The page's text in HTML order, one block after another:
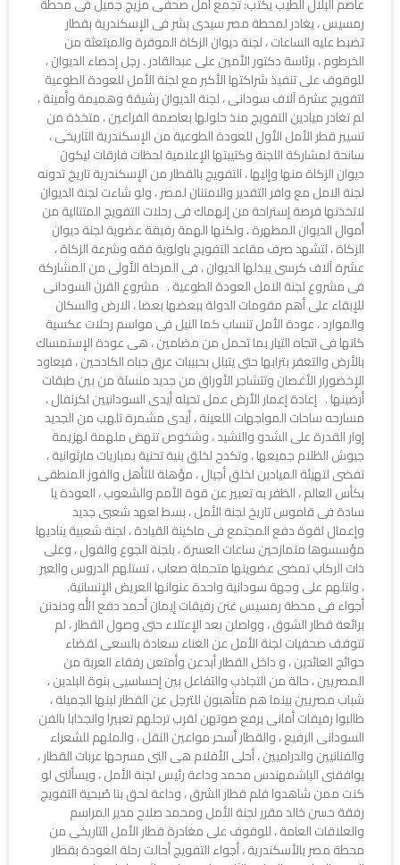
رمسيس ، يغادر لمحطة مصر سيدى بشر فى الإسكندرية بقطار
تضبط عليه الساعات ، لجنة ديوان الزكاة الموقرة والمبتعثة من
الخرطوم ، برئاسة دكتور الأمين على عبدالقادر . رجل إحصاء الديوان ،
للوقوف على تنفيذ شراكتها الأكبر مع لجنة الأمل للعودة الطوعية
لتفويج عشرة آلاف سودانى ، لجنة الديوان رشيقة وهميمة وأمينة ،
لم تغادر ميادين التفويج منذ حلولها بعاصمة الفراعين ، متخذة من
تسيير قطر الأمل الأول للعودة الطوعية من الإسكندرية التاريخى ،
سانحة لمشاركة اللجنة وكتيبتها الإعلامية لحظات فارقات ليكون
ديوان الزكاة منها وإليها ، التفويج بالقطار من الإسكندرية تاريخ تدونه
لجنة الامل مع وافر التقدير والامتنان لمصر ، ولو شاءت لجنة الديوان
لاتخذتها فرصة إستراحة من إنهماك فى رحلات التفويج المتتالية من
أموال الديوان المطهرة ، ولكنها الهمة رفيقة عضوية لجنة ديوان
الزكاة ، لتشهد صرف مقاعد التفويج باولوية فقه وشرعة الزكاة ،
عشرة آلاف كرسى يبذلها الديوان ، فى المرحلة الأولى من المشاركة
فى مشروع لجنة الامل العودة الطوعية . مشروع القرن السودانى
للإبقاء على أهم مقومات الدولة ببعضها بعضا ، الارض والسكان
والموارد ، عودة الأمل تنساب كما النيل فى مواسم رحلات عكسية
كانها فى اتجاه التيار بما تحمل من مضامين ، هى عودة الإستمساك
بالأرض والتعفر بترابها حتى يتبلل بحبيبات عرق جباه الكادحين ، فيعاود
الإخضورار الأغصان وتتشاجر الأوراق من جديد منسلة من بين طبقات
أرضينها . إعادة إعمار الأرض عمل تحيله أيدى السودانيين لكرنفال ،
مسارحه ساحات المواجهات اللعينة ، أيدى مشمرة تلهب من الجديد
إوار القدرة على الشدو والنشيد ، وشخوص تنهض ملهمة لهزيمة
جيوش الظلام جميعها ، وتكدح لخلق بنية تحنية بمباريات مارثوانية ،
تفضى لتهيئة الميادين لخلق أجيال ، مؤهلة للتأهل والفوز المنطقى
بكأس العالم ، الظفر به تعبير عن قوة الأمم والشعوب ، العودة يا
سادة فى قاموس تاريخ لجنة الأمل ، بسط لعهد شعبى جديد
وإعمال لقوة دفع المجتمع فى ماكينة القيادة ، لجنة شعبية يناديها
مؤسسوها متمازحين ساعات العسرة ، بلجنة الجوع والفول ، وعلى
ذات الركاب تمضى عضويتها متحملة صعاب ، تستلهم الدروس والعبر
، ولتلهم على وجهة سودانية واحدة عنوانها العريض الإنسانية.
أجواء فى محطة رمسيس غنن رفيقات إيمان أحمد دفع الله ودندنن
برائعة قطار الشوق ، وواصلن بعد الإعتلاء حتى وصول القطار ، لم
تتوقف صحفيات لجنة الأمل عن الغناء سعادة بالسعى لقضاء
حوائج العائدين ، و داخل القطار أبدعن وأمتعن رفقاء العربة من
المصريين ، حالة من التجاذب والتفاعل بين إحساسيى بنوة البلدين ،
شباب مصريين بينما هم متأهبون للترجل عن القطار لبنها الجميلة ،
طالبوا رفيقات أمانى برفع صوتهن لقرب ترجلهم تعبيرا وانجذابا بالفن
السودانى الرفيع ، والقطار أسحر مواعين النقل ، والملهم للشعراء
والفنانيين والدراميين ، أحلى الأفلام هى التى مسرحها عربات القطار ،
يوافقنى الباشمهندس محمد وداعة رئيس لجنة الأمل ، ويسألنى لو
كنت ممن شاهدوا فلم قطار الشرق ، وداعة لحق بنا صُبحية التفويج
رفقة حسن خالد مقرر لجنة الأمل ومحمد صلاح مدير المراسم
والعلاقات العامة ، للوقوف على مغادرة قطار الأمل التاريخى من
محطة مصر بالأسكندرية ، أجواء التفويج أحالت رحلة العودة بقطار